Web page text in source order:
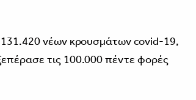
νέων κρουσμάτων covid-19,
τις 100.000 πέντε φορές